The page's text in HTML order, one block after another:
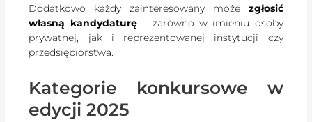
Dodatkowo każdy zainteresowany może zgłosić
własną kandydaturę– zarówno w imieniu osoby
prywatnej, jak i reprezentowanej instytucji czy
przedsiębiorstwa.
Kategorie konkursowe w
edycji 2025